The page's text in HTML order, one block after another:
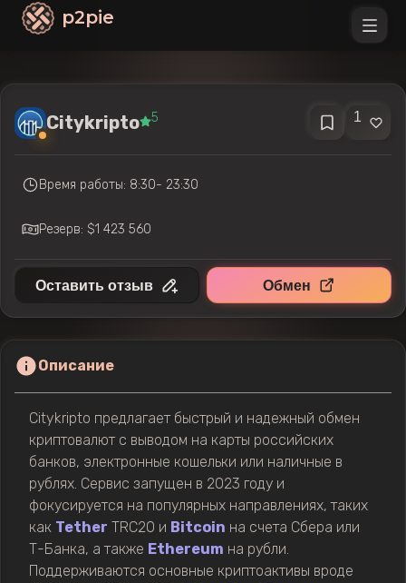
p2pie
Citykripto 5 1
Время работы: 8:30- 23:30
Резерв: $1 423 560
Оставить отзыв Обмен
Описание
Citykripto предлагает быстрый и надежный обмен
криптовалют с выводом на карты российских
банков, электронные кошельки или наличные в
рублях. Сервис запущен в 2023 году и
фокусируется на популярных направлениях, таких
как Tether TRC20 и Bitcoin на счета Сбера или
Т-Банка, а также Ethereum на рубли.
Поддерживаются основные криптоактивы вроде